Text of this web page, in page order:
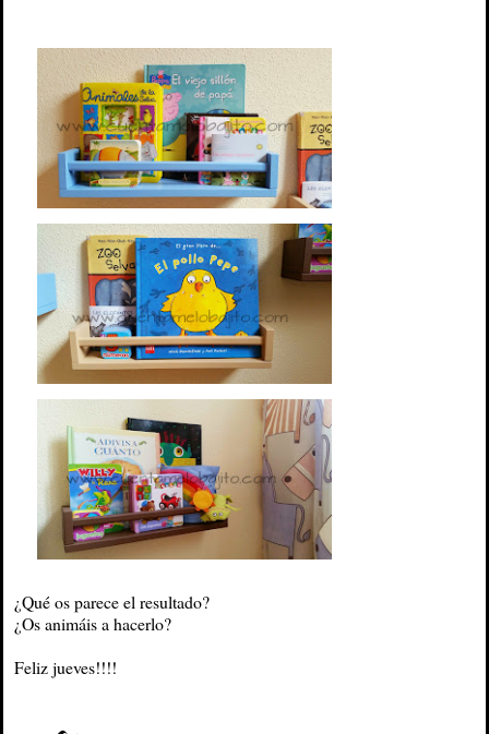
¿Qué os parece el resultado?
¿Os animáis a hacerlo?
Feliz jueves!!!!